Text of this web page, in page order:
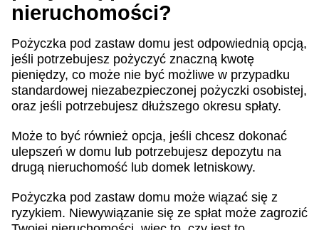
nieruchomości?
Pożyczka pod zastaw domu jest odpowiednią opcją,
jeśli potrzebujesz pożyczyć znaczną kwotę
pieniędzy, co może nie być możliwe w przypadku
standardowej niezabezpieczonej pożyczki osobistej,
oraz jeśli potrzebujesz dłuższego okresu spłaty.
Może to być również opcja, jeśli chcesz dokonać
ulepszeń w domu lub potrzebujesz depozytu na
drugą nieruchomość lub domek letniskowy.
Pożyczka pod zastaw domu może wiązać się z
ryzykiem. Niewywiązanie się ze spłat może zagrozić